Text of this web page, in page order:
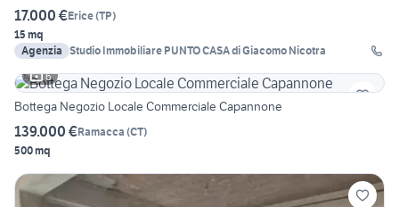
17.000 €Erice(TP)
15 mq
Agenzia Studio Immobiliare PUNTO CASA di Giacomo Nicotra
6
Bottega Negozio Locale Commerciale Capannone
139.000 €Ramacca (CT)
500 mq